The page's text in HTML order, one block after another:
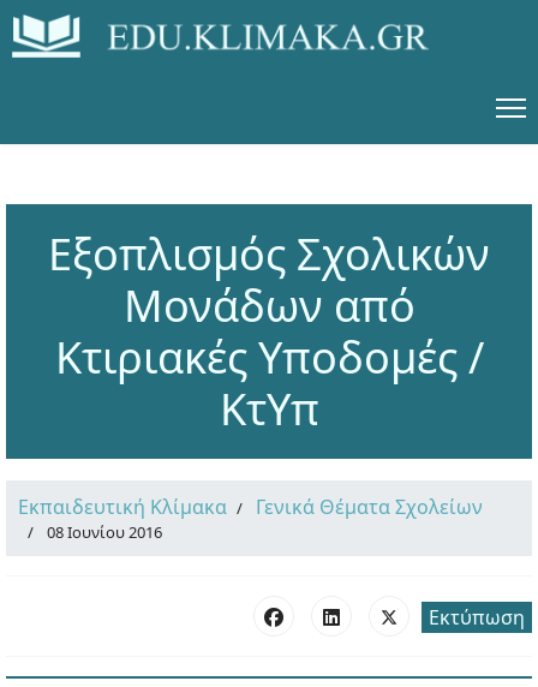
Εξοπλισμός Σχολικών
Μονάδων από
Κτιριακές Υποδομές /
ΚτΥπ
Εκπαιδευτική Κλίμακα Γενικά Θέματα Σχολείων
08 Ιουνίου 2016
Εκτύπωση